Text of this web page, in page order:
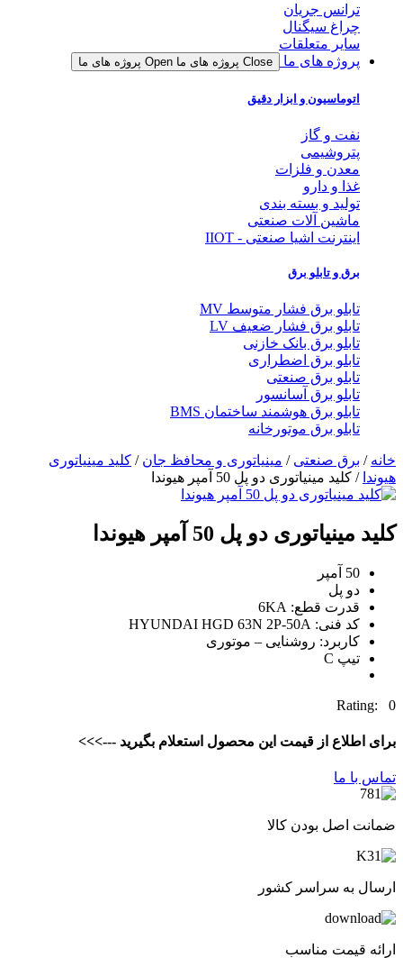
ترانس جریان
چراغ سیگنال
سایر متعلقات
پروژه های ما
Close پروژه های ما Open پروژه های ما
اتوماسیون و ابزار دقیق
نفت و گاز
پتروشیمی
معدن و فلزات
غذا و دارو
تولید و بسته بندی
ماشین آلات صنعتی
اینترنت اشیا صنعتی - IIOT
برق و تابلو برق
تابلو برق فشار متوسط MV
تابلو برق فشار ضعیف LV
تابلو برق بانک خازنی
تابلو برق اضطراری
تابلو برق صنعتی
تابلو برق آسانسور
تابلو برق هوشمند ساختمان BMS
تابلو برق موتورخانه
خانه / برق صنعتی / مینیاتوری و محافظ جان / کلید مینیاتوری
هیوندا / کلید مینیاتوری دو پل 50 آمپر هیوندا
کلید مینیاتوری دو پل 50 آمپر هیوندا
50 آمپر
دو پل
قدرت قطع: 6KA
کد فنی: HYUNDAI HGD 63N 2P-50A
کاربرد: روشنایی – موتوری
تیپ C
Rating: 0
برای اطلاع از قیمت این محصول استعلام بگیرید --->>>
تماس با ما
ضمانت اصل بودن کالا
ارسال به سراسر کشور
ارائه قیمت مناسب